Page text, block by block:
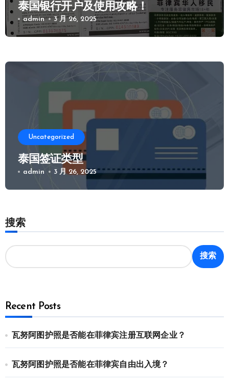
泰国银行开户及使用攻略！
admin 3 月 26, 2025
Uncategorized
泰国签证类型
admin 3 月 26, 2025
搜索
搜索
Recent Posts
瓦努阿图护照是否能在菲律宾注册互联网企业？
瓦努阿图护照是否能在菲律宾自由出入境？